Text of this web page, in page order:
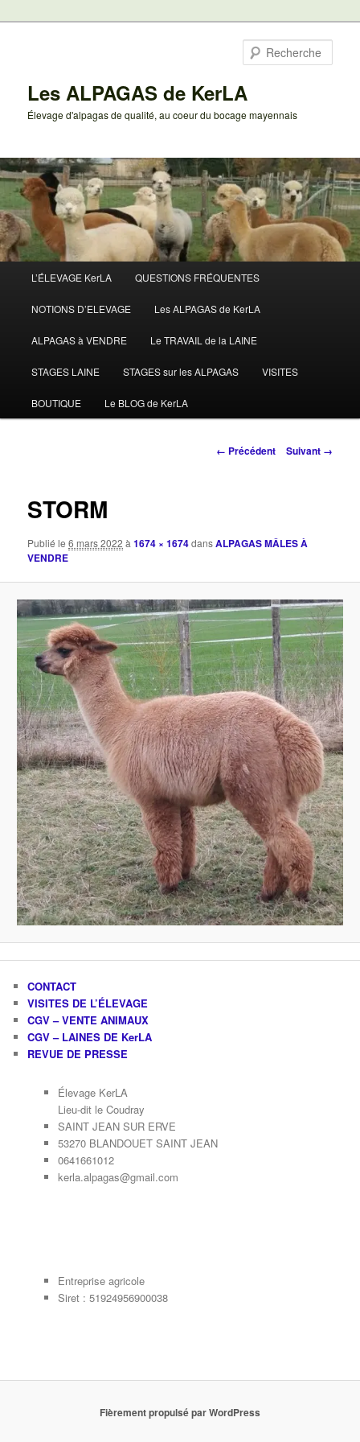
Les ALPAGAS de KerLA
Élevage d'alpagas de qualité, au coeur du bocage mayennais
principal
L’ÉLEVAGE KerLA QUESTIONS FRÉQUENTES
NOTIONS D’ELEVAGE Les ALPAGAS de KerLA
ALPAGAS à VENDRE Le TRAVAIL de la LAINE
STAGES LAINE STAGES sur les ALPAGAS VISITES
BOUTIQUE Le BLOG de KerLA
Navigation
← Précédent Suivant →
STORM
Publié le6 mars 2022 à1674 × 1674dansALPAGAS MÂLES À
VENDRE
CONTACT
VISITES DE L’ÉLEVAGE
CGV – VENTE ANIMAUX
CGV – LAINES DE KerLA
REVUE DE PRESSE
Élevage KerLA
Lieu-dit le Coudray
SAINT JEAN SUR ERVE
53270 BLANDOUET SAINT JEAN
0641661012
kerla.alpagas@gmail.com
Entreprise agricole
Siret : 51924956900038
Fièrement propulsé par WordPress